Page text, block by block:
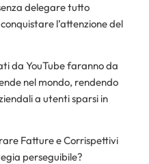
delegare tutto
l’attenzione del
da YouTube faranno da
nel mondo, rendendo
a utenti sparsi in
Fatture e Corrispettivi
perseguibile?